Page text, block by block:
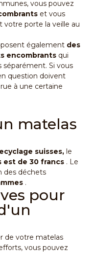
vous pouvez
et vous
votre porte la veille au
également des
encombrants qui
séparément. Si vous
question doivent
à une certaine
matelas
suisses, le
est de 30 francs . Le
des déchets
.
pour
de votre matelas
vous pouvez